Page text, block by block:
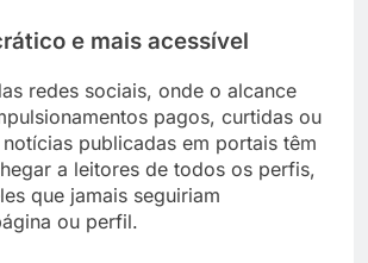
e mais acessível
redes sociais, onde o alcance
pagos, curtidas ou
publicadas em portais têm
a leitores de todos os perfis,
que jamais seguiriam
ou perfil.